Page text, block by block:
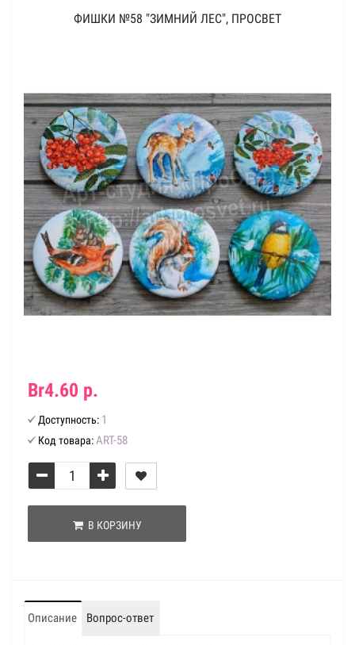
ФИШКИ №58 "ЗИМНИЙ ЛЕС", ПРОСВЕТ
Br4.60 р.
Доступность: 1
Код товара:ART-58
В КОРЗИНУ
Описание Вопрос-ответ